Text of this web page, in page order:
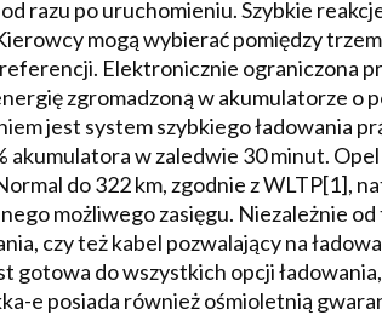
razu po uruchomieniu. Szybkie
mogą wybierać pomiędzy
Elektronicznie ograniczona
zgromadzoną w akumulatorze o
jest system szybkiego ładowania
w zaledwie 30 minut.
do 322 km, zgodnie z WLTP[1],
możliwego zasięgu. Niezależnie
czy też kabel pozwalający na
gotowa do wszystkich opcji
e posiada również ośmioletnią